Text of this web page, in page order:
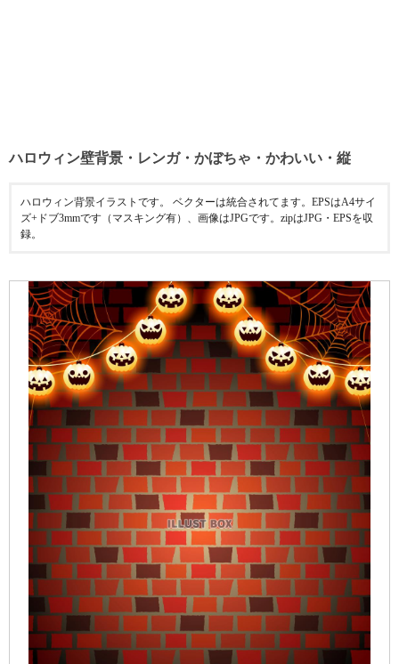
ハロウィン壁背景・レンガ・かぼちゃ・かわいい・縦
ハロウィン背景イラストです。 ベクターは統合されてます。EPSはA4サイ
ズ+ドブ3mmです（マスキング有）、画像はJPGです。zipはJPG・EPSを収
録。